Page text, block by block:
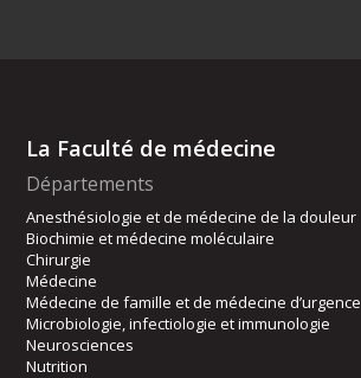
La Faculté de médecine
Départements
Anesthésiologie et de médecine de la douleur
Biochimie et médecine moléculaire
Chirurgie
Médecine
Médecine de famille et de médecine d’urgence
Microbiologie, infectiologie et immunologie
Neurosciences
Nutrition